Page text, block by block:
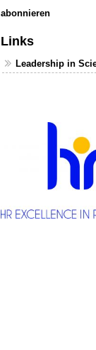
abonnieren
Links
Leadership in